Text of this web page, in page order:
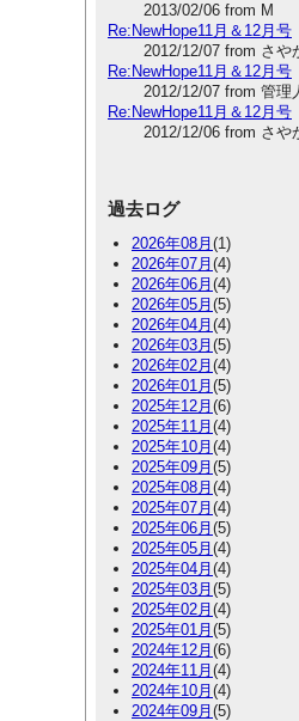
2013/02/06 from M
Re:NewHope11月＆12月号
2012/12/07 from さ
Re:NewHope11月＆12月号
2012/12/07 from 管理
Re:NewHope11月＆12月号
2012/12/06 from さ
過去ログ
2026年08月 (1)
2026年07月 (4)
2026年06月 (4)
2026年05月 (5)
2026年04月 (4)
2026年03月 (5)
2026年02月 (4)
2026年01月 (5)
2025年12月 (6)
2025年11月 (4)
2025年10月 (4)
2025年09月 (5)
2025年08月 (4)
2025年07月 (4)
2025年06月 (5)
2025年05月 (4)
2025年04月 (4)
2025年03月 (5)
2025年02月 (4)
2025年01月 (5)
2024年12月 (6)
2024年11月 (4)
2024年10月 (4)
2024年09月 (5)